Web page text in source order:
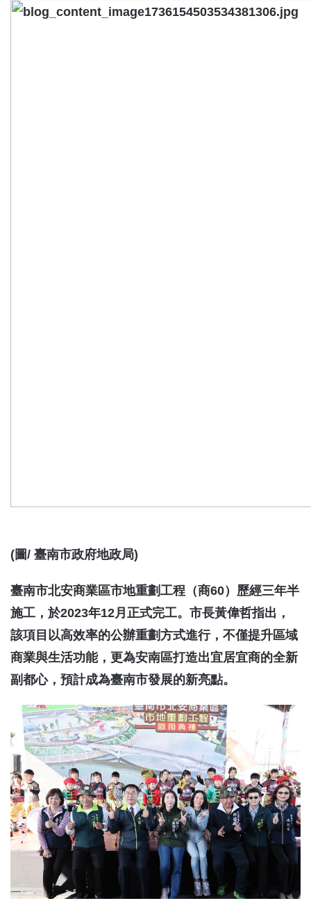
(圖/ 臺南市政府地政局)
臺南市北安商業區市地重劃工程（商60）歷經三年半
施工，於2023年12月正式完工。市長黃偉哲指出，
該項目以高效率的公辦重劃方式進行，不僅提升區域
商業與生活功能，更為安南區打造出宜居宜商的全新
副都心，預計成為臺南市發展的新亮點。